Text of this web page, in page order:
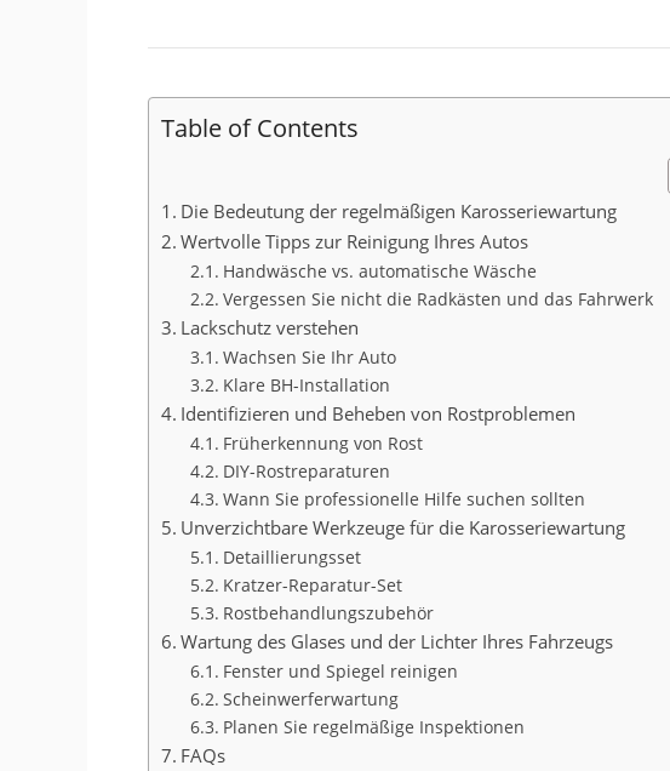
Table of Contents
Die Bedeutung der regelmäßigen Karosseriewartung
Wertvolle Tipps zur Reinigung Ihres Autos
Handwäsche vs. automatische Wäsche
Vergessen Sie nicht die Radkästen und das Fahrwerk
Lackschutz verstehen
Wachsen Sie Ihr Auto
Klare BH-Installation
Identifizieren und Beheben von Rostproblemen
Früherkennung von Rost
DIY-Rostreparaturen
Wann Sie professionelle Hilfe suchen sollten
Unverzichtbare Werkzeuge für die Karosseriewartung
Detaillierungsset
Kratzer-Reparatur-Set
Rostbehandlungszubehör
Wartung des Glases und der Lichter Ihres Fahrzeugs
Fenster und Spiegel reinigen
Scheinwerferwartung
Planen Sie regelmäßige Inspektionen
FAQs